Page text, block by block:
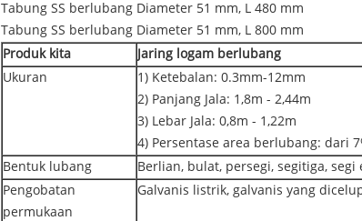
Tabung SS berlubang Diameter 51 mm, L 480 mm
Tabung SS berlubang Diameter 51 mm, L 800 mm
Produk kita
Jaring logam berlubang
Ukuran
1) Ketebalan: 0.3mm-12mm
2) Panjang Jala: 1,8m - 2,44m
3) Lebar Jala: 0,8m - 1,22m
4) Persentase area berlubang: dari
Bentuk lubang
Berlian, bulat, persegi, segitiga, segi
Pengobatan
permukaan
Galvanis listrik, galvanis yang